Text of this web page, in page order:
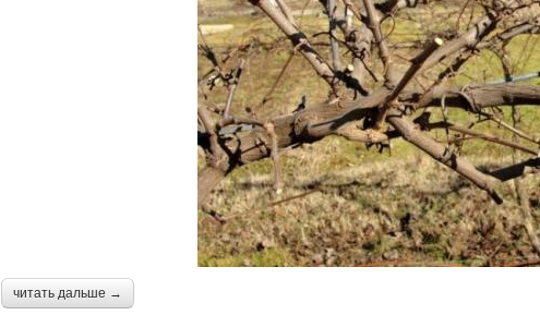
читать дальше →